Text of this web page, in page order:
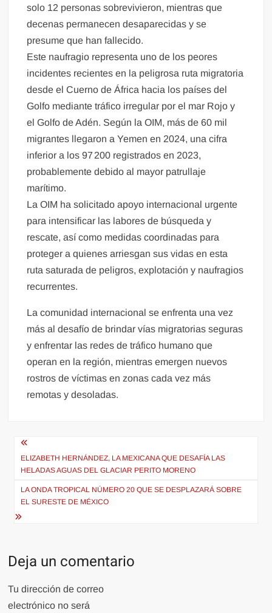
solo 12 personas sobrevivieron, mientras que
decenas permanecen desaparecidas y se
presume que han fallecido.
Este naufragio representa uno de los peores
incidentes recientes en la peligrosa ruta migratoria
desde el Cuerno de África hacia los países del
Golfo mediante tráfico irregular por el mar Rojo y
el Golfo de Adén. Según la OIM, más de 60 mil
migrantes llegaron a Yemen en 2024, una cifra
inferior a los 97 200 registrados en 2023,
probablemente debido al mayor patrullaje
marítimo.
La OIM ha solicitado apoyo internacional urgente
para intensificar las labores de búsqueda y
rescate, así como medidas coordinadas para
proteger a quienes arriesgan sus vidas en esta
ruta saturada de peligros, explotación y naufragios
recurrentes.
La comunidad internacional se enfrenta una vez
más al desafío de brindar vías migratorias seguras
y enfrentar las redes de tráfico humano que
operan en la región, mientras emergen nuevos
rostros de víctimas en zonas cada vez más
remotas y desoladas.
Navegación
de
entradas
ELIZABETH HERNÁNDEZ, LA MEXICANA QUE DESAFÍA LAS
HELADAS AGUAS DEL GLACIAR PERITO MORENO
LA ONDA TROPICAL NÚMERO 20 QUE SE DESPLAZARÁ SOBRE
EL SURESTE DE MÉXICO
Deja un comentario
Tu dirección de correo
electrónico no será